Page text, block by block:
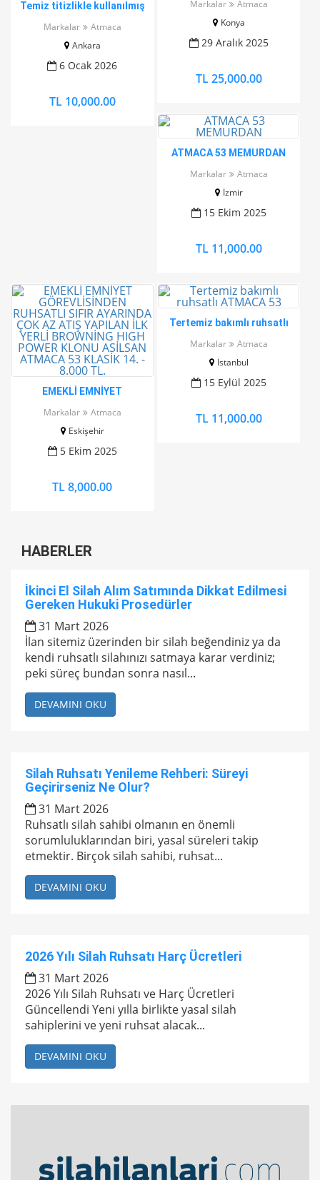
Temiz titizlikle kullanılmış
Markalar
Atmaca
Ankara
6 Ocak 2026
TL 10,000.00
Markalar
Atmaca
Konya
29 Aralık 2025
TL 25,000.00
ATMACA 53 MEMURDAN
Markalar
Atmaca
İzmir
15 Ekim 2025
TL 11,000.00
EMEKLİ EMNİYET
ATIŞ YAPILAN İLK YERLİ
BROWNİNG HIGH POWER
Markalar
Atmaca
Eskişehir
5 Ekim 2025
TL 8,000.00
Tertemiz bakımlı ruhsatlı
Markalar
Atmaca
İstanbul
15 Eylül 2025
TL 11,000.00
HABERLER
İkinci El Silah Alım Satımında Dikkat Edilmesi
Gereken Hukuki Prosedürler
31 Mart 2026
İlan sitemiz üzerinden bir silah beğendiniz ya da
kendi ruhsatlı silahınızı satmaya karar verdiniz;
peki süreç bundan sonra nasıl...
DEVAMINI OKU
Silah Ruhsatı Yenileme Rehberi: Süreyi
Geçirirseniz Ne Olur?
31 Mart 2026
Ruhsatlı silah sahibi olmanın en önemli
sorumluluklarından biri, yasal süreleri takip
etmektir. Birçok silah sahibi, ruhsat...
DEVAMINI OKU
2026 Yılı Silah Ruhsatı Harç Ücretleri
31 Mart 2026
2026 Yılı Silah Ruhsatı ve Harç Ücretleri
Güncellendi Yeni yılla birlikte yasal silah
sahiplerini ve yeni ruhsat alacak...
DEVAMINI OKU